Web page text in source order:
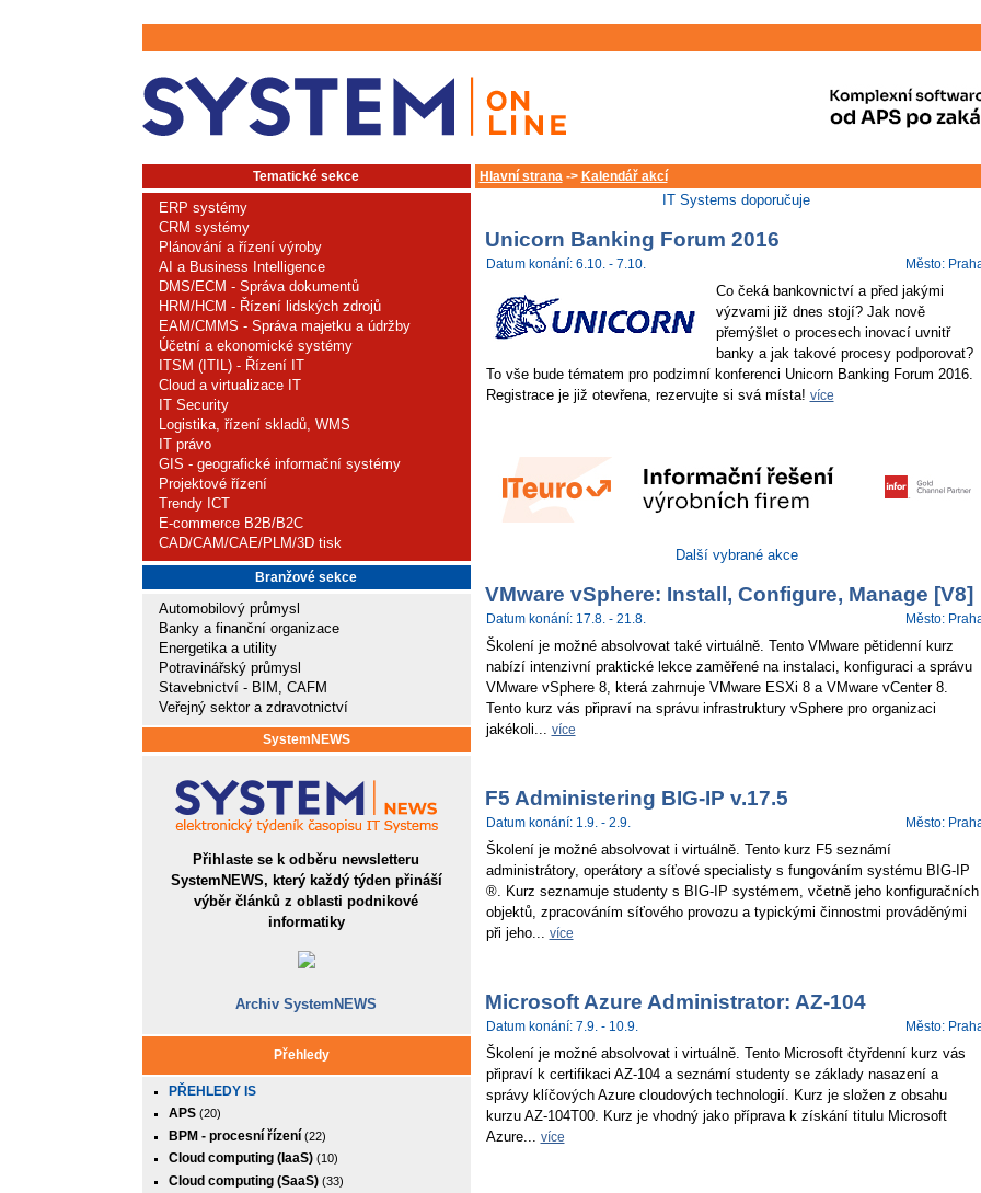
Tematické sekce
ERP systémy
CRM systémy
Plánování a řízení výroby
AI a Business Intelligence
DMS/ECM - Správa dokumentů
HRM/HCM - Řízení lidských zdrojů
EAM/CMMS - Správa majetku a údržby
Účetní a ekonomické systémy
ITSM (ITIL) - Řízení IT
Cloud a virtualizace IT
IT Security
Logistika, řízení skladů, WMS
IT právo
GIS - geografické informační systémy
Projektové řízení
Trendy ICT
E-commerce B2B/B2C
CAD/CAM/CAE/PLM/3D tisk
Branžové sekce
Automobilový průmysl
Banky a finanční organizace
Energetika a utility
Potravinářský průmysl
Stavebnictví - BIM, CAFM
Veřejný sektor a zdravotnictví
SystemNEWS
Přihlaste se k odběru newsletteru
SystemNEWS, který každý týden přináší
výběr článků z oblasti podnikové
informatiky
Archiv SystemNEWS
Přehledy
PŘEHLEDY IS
APS(20)
BPM - procesní řízení(22)
Cloud computing (IaaS)(10)
Cloud computing (SaaS)(33)
Hlavní strana-> Kalendář akcí
IT Systems doporučuje
Unicorn Banking Forum 2016
Datum konání: 6.10. - 7.10. Město:
Co čeká bankovnictví a před jakými
výzvami již dnes stojí? Jak nově
přemýšlet o procesech inovací uvnitř
banky a jak takové procesy podporovat?
To vše bude tématem pro podzimní konferenci Unicorn Banking Forum 2016.
Registrace je již otevřena, rezervujte si svá místa! více
Další vybrané akce
VMware vSphere: Install, Configure, Manage [V8]
Datum konání: 17.8. - 21.8. Město:
Školení je možné absolvovat také virtuálně. Tento VMware pětidenní kurz
nabízí intenzivní praktické lekce zaměřené na instalaci, konfiguraci a správu
VMware vSphere 8, která zahrnuje VMware ESXi 8 a VMware vCenter 8.
Tento kurz vás připraví na správu infrastruktury vSphere pro organizaci
jakékoli... více
F5 Administering BIG-IP v.17.5
Datum konání: 1.9. - 2.9. Město:
Školení je možné absolvovat i virtuálně. Tento kurz F5 seznámí
administrátory, operátory a síťové specialisty s fungováním systému BIG-IP
®. Kurz seznamuje studenty s BIG-IP systémem, včetně jeho konfiguračních
objektů, zpracováním síťového provozu a typickými činnostmi prováděnými
při jeho... více
Microsoft Azure Administrator: AZ-104
Datum konání: 7.9. - 10.9. Město:
Školení je možné absolvovat i virtuálně. Tento Microsoft čtyřdenní kurz vás
připraví k certifikaci AZ-104 a seznámí studenty se základy nasazení a
správy klíčových Azure cloudových technologií. Kurz je složen z obsahu
kurzu AZ-104T00. Kurz je vhodný jako příprava k získání titulu Microsoft
Azure... více